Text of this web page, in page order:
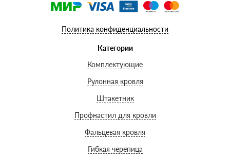
Политика конфиденциальности
Категории
Комплектующие
Рулонная кровля
Штакетник
Профнастил для кровли
Фальцевая кровля
Гибкая черепица